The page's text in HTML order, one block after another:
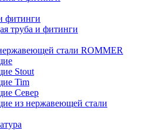
фитинги
труба и фитинги
стали ROMMER
Stout
Tim
Север
из нержавеющей стали